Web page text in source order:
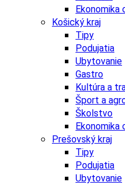
Ekonomika
Košický kraj
Tipy
Podujatia
Ubytovanie
Gastro
Kultúra a
Šport a
Školstvo
Ekonomika
Prešovský kraj
Tipy
Podujatia
Ubytovanie